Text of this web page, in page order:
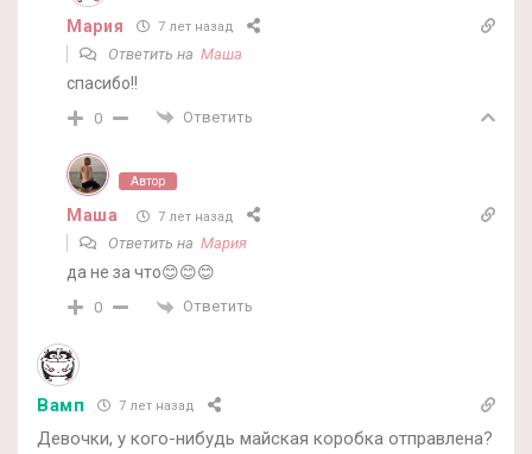
Мария 7 лет назад
Ответить на Маша
спасибо!!
0 Ответить
Автор
Маша 7 лет назад
Ответить на Мария
да не за что😊😊😊
0 Ответить
Вамп 7 лет назад
Девочки, у кого-нибудь майская коробка отправлена?